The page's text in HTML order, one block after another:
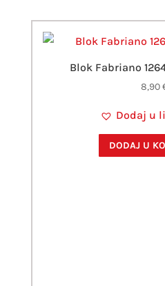
Blok Fabriano
8,90
Dodaj u
DODAJ U